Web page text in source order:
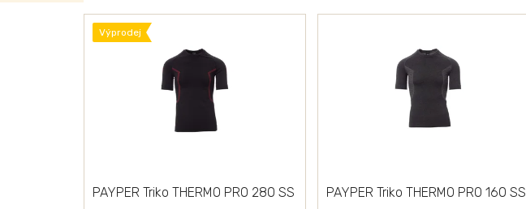
t
ů
V
ý
r
Výprodej
PAYPER Triko THERMO PRO 280 SS PAYPER Triko THERMO PRO 160 SS